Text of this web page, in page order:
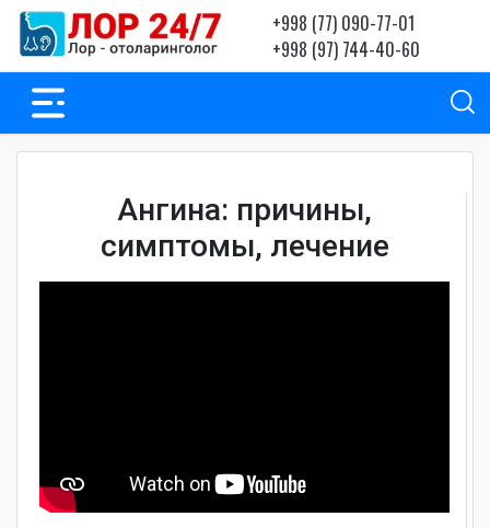
+998 (77) 090-77-01
+998 (97) 744-40-60
Ангина: причины,
симптомы, лечение